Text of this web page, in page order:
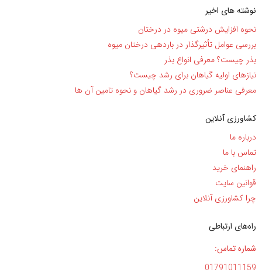
نوشته های اخیر
نحوه افزایش درشتی میوه در درختان
بررسی عوامل تأثیرگذار در باردهی درختان میوه
بذر چیست؟ معرفی انواع بذر
نیاز‌های اولیه گیاهان برای رشد چیست؟
معرفی عناصر ضروری در رشد گیاهان و نحوه تامین آن ها
کشاورزی آنلاین
درباره ما
تماس با ما
راهنمای خرید
قوانین سایت
چرا کشاورزی آنلاین
راه‌های ارتباطی
شماره تماس:
01791011159